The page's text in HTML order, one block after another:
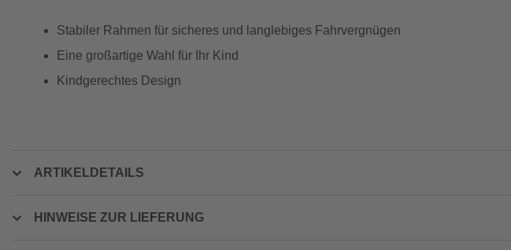
Stabiler Rahmen für sicheres und langlebiges Fahrvergnügen
Eine großartige Wahl für Ihr Kind
Kindgerechtes Design
ARTIKELDETAILS
HINWEISE ZUR LIEFERUNG